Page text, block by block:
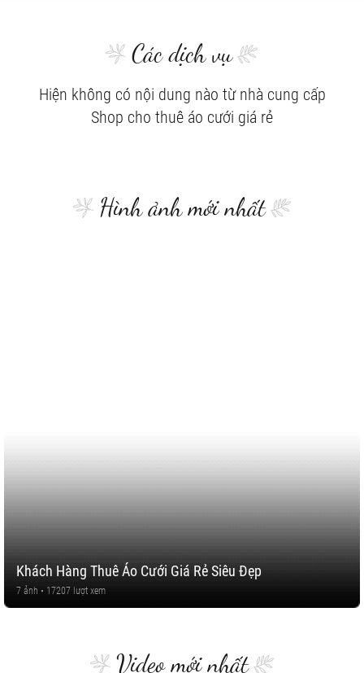
Các dịch vụ
Hiện không có nội dung nào từ nhà cung cấp
Shop cho thuê áo cưới giá rẻ
Hình ảnh mới nhất
Khách Hàng Thuê Áo Cưới Giá Rẻ Siêu Đẹp
7 ảnh • 17207 lượt xem
Video mới nhất